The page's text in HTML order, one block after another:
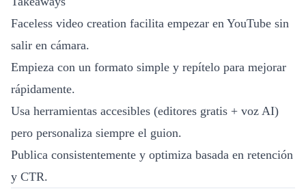
Faceless video creation facilita empezar en YouTube sin
salir en cámara.
Empieza con un formato simple y repítelo para mejorar
rápidamente.
Usa herramientas accesibles (editores gratis + voz AI)
pero personaliza siempre el guion.
Publica consistentemente y optimiza basada en retención
y CTR.